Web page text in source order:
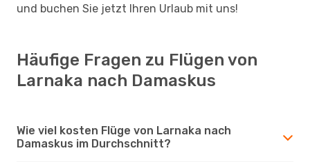
und buchen Sie jetzt Ihren Urlaub mit uns!
Häufige Fragen zu Flügen von
Larnaka nach Damaskus
Wie viel kosten Flüge von Larnaka nach
Damaskus im Durchschnitt?